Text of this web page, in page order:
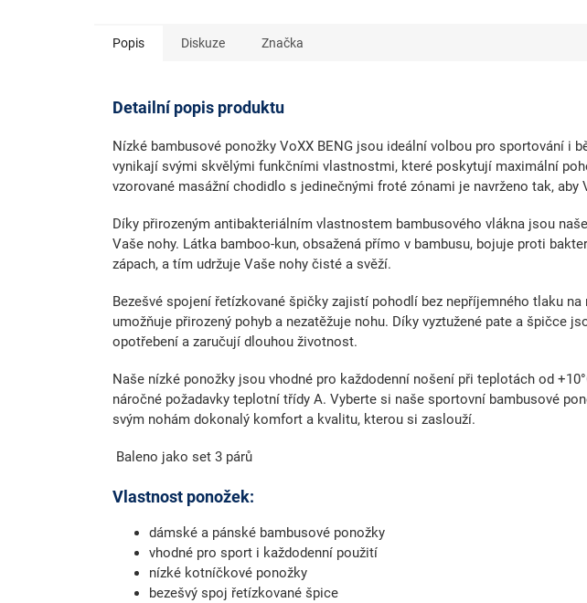
Popis Diskuze Značka
Detailní popis produktu
Nízké bambusové ponožky VoXX BENG jsou ideální volbou pro sportování i
vynikají svými skvělými funkčními vlastnostmi, které poskytují maximální
vzorované masážní chodidlo s jedinečnými froté zónami je navrženo tak, aby
Díky přirozeným antibakteriálním vlastnostem bambusového vlákna jsou
Vaše nohy. Látka bamboo-kun, obsažená přímo v bambusu, bojuje proti
zápach, a tím udržuje Vaše nohy čisté a svěží.
Bezešvé spojení řetízkované špičky zajistí pohodlí bez nepříjemného tlaku
umožňuje přirozený pohyb a nezatěžuje nohu. Díky vyztužené pate a špičce
opotřebení a zaručují dlouhou životnost.
Naše nízké ponožky jsou vhodné pro každodenní nošení při teplotách od
náročné požadavky teplotní třídy A. Vyberte si naše sportovní bambusové
svým nohám dokonalý komfort a kvalitu, kterou si zaslouží.
Baleno jako set 3 párů
Vlastnost ponožek:
dámské a pánské bambusové ponožky
vhodné pro sport i každodenní použití
nízké kotníčkové ponožky
bezešvý spoj řetízkované špice